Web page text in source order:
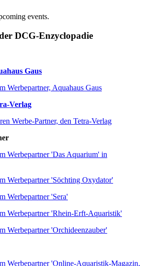
events.
DCG-Enzyclopadie
Gaus
Verlag